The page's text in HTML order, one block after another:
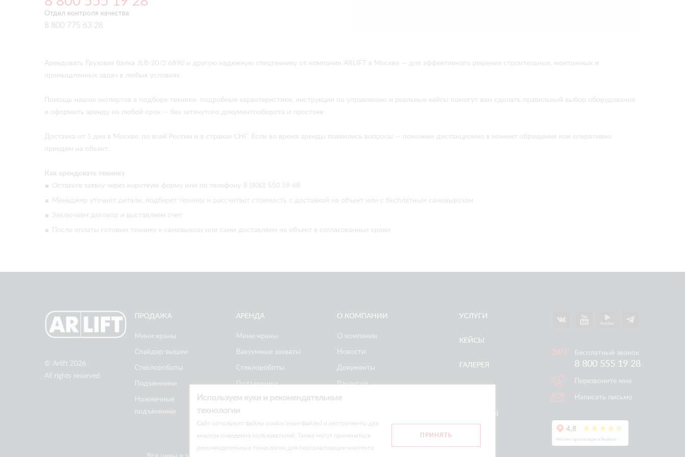
Отдел контроля качества
8 800 775 63 28
Арендовать Грузовая балка JLB-20/2 6890 и другую надежную спецтехнику от компании ARLIFT в Москве — для эффективного решения строительных, монтажных и
промышленных задач в любых условиях.
Помощь наших экспертов в подборе техники, подробные характеристики, инструкции по управлению и реальные кейсы помогут вам сделать правильный выбор оборудования
и оформить аренду на любой срок — без затянутого документооборота и простоев.
Доставка от 1 дня в Москве, по всей России и в странах СНГ. Если во время аренды появились вопросы — поможем дистанционно в момент обращения или оперативно
приедем на объект.
Как арендовать технику
Оставьте заявку через короткую форму или по телефону 8 (800) 550 59 68
Менеджер уточнит детали, подберет технику и рассчитает стоимость с доставкой на объект или с бесплатным самовывозом
Заключаем договор и выставляем счет
После оплаты готовим технику к самовывозу или сами доставляем на объект в согласованные сроки
© Arlift 2026
All rights reserved
ПРОДАЖА
Мини-краны
Спайдер-вышки
Стеклороботы
Подъемники
Ножничные
подъемники
АРЕНДА
Мини-краны
Вакуумные захваты
Стеклороботы
Подъемники
Ножничные
подъемники
О КОМПАНИИ
О компании
Новости
Документы
Вакансии
Реквизиты
конфиденциальности
УСЛУГИ
КЕЙСЫ
ГАЛЕРЕЯ
Бесплатный звонок
8 800 555 19 28
Перезвоните мне
Написать письмо
Используем куки и рекомендательные
технологии
Cайт использует файлы cookie (куки-файлы) и инструменты для
анализа поведения пользователей. Также могут применяться
рекомендательные технологии для персонализации контента.
ПРИНЯТЬ